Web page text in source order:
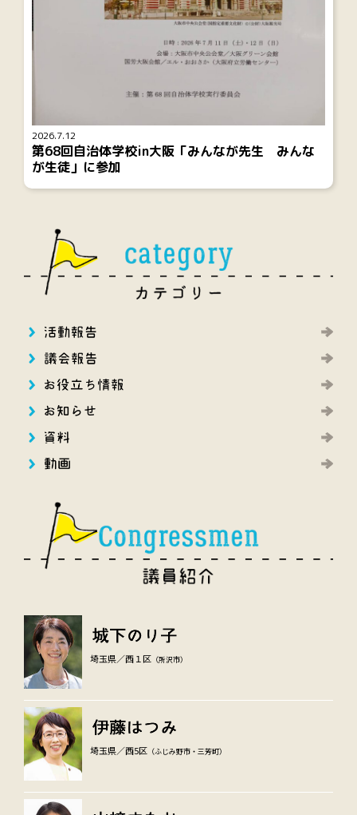
2026.7.12
第68回自治体学校in大阪「みんなが先生 みんな
が生徒」に参加
埼玉県／西１区 （所沢市）
埼玉県／西5区 （ふじみ野市・三芳町）